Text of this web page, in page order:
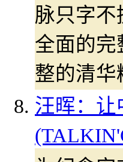
脉只字不
全面的完
整的清华
汪晖：让